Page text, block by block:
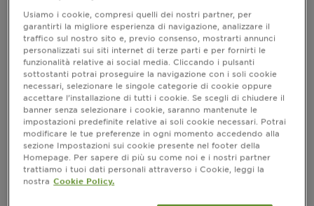
l’immagine dei campi di lavanda è conosciuta in larga
parte del mondo, non tutti, invece, conoscono le
molteplici proprietà benefiche di questo fiore. Da
secoli la lavanda viene impiegata per profumare
l’acqua utilizzata per la detersione: lavanda deriva
infatti da lavare. Per anni è stata impiegata
principalmente per saponi, profumi e detergenti, così
come per la cura e l’igiene della persona e della casa,
oltre che per trattare piccoli disturbi di salute. Oggi le
sue proprietà benefiche sono ampiamente
riconosciute e impiegate anche nella beauty skincare
routine. Come unamaschera viso alla lavanda che può
donare una pelle liscia e luminosa
Usiamo i cookie, compresi quelli dei nostri partner, per
garantirti la migliore esperienza di navigazione, analizzare il
traffico sul nostro sito e, previo consenso, mostrarti annunci
personalizzati sui siti internet di terze parti e per fornirti le
funzionalità relative ai social media. Cliccando i pulsanti
sottostanti potrai proseguire la navigazione con i soli cookie
necessari, selezionare le singole categorie di cookie oppure
accettare l’installazione di tutti i cookie. Se scegli di chiudere il
banner senza selezionare i cookie, saranno mantenute le
impostazioni predefinite relative ai soli cookie necessari. Potrai
modificare le tue preferenze in ogni momento accedendo alla
sezione Impostazioni sui cookie presente nel footer della
Homepage. Per sapere di più su come noi e i nostri partner
trattiamo i tuoi dati personali attraverso i Cookie, leggi la
nostra Cookie Policy.